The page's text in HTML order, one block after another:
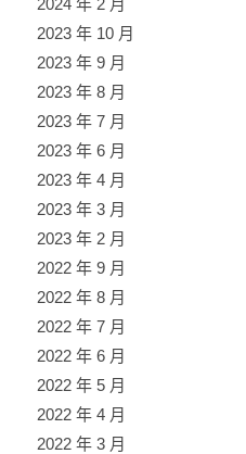
2023 年 10 月
2023 年 9 月
2023 年 8 月
2023 年 7 月
2023 年 6 月
2023 年 4 月
2023 年 3 月
2023 年 2 月
2022 年 9 月
2022 年 8 月
2022 年 7 月
2022 年 6 月
2022 年 5 月
2022 年 4 月
2022 年 3 月